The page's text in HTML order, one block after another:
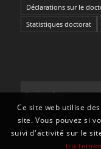
Déclarations sur le
Statistiques doctorat
Ce site web utilise
site. Vous pouvez si
suivi d'activité sur le